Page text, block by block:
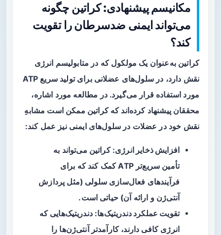
مکانیسم پیشنهادی: کراتین چگونه
می‌تواند ایمنی ضدسرطان را تقویت
کند؟
کراتین به‌عنوان یک مولکول که در متابولیسم انرژی
نقش دارد، در سلول‌های عضلانی برای تولید سریع ATP
مورد استفاده قرار می‌گیرد. در مطالعه مورد اشاره،
محققان پیشنهاد کرده‌اند که کراتین ممکن است مشابهِ
نقش خود در عضلات در سلول‌های ایمنی نیز عمل کند:
افزایش ذخایر انرژی: کراتین می‌تواند به
تأمین سریع‌تر ATP کمک کند که برای
فرآیندهای فعال‌سازی سلولی (مثل پردازش
آنتی‌ژن و ارائه آن) حیاتی است.
تقویت عملکرد دندریتیک‌ها: دندریتیک‌هایی که
انرژی کافی دارند، کارآمدتر آنتی‌ژن‌ها را